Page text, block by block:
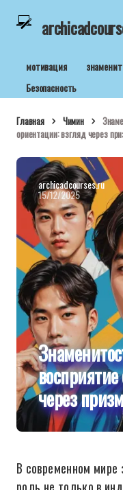
мотивация
Безопасность
Главная Чимин
ориентации: взгляд через
archicadcourses.ru
15/12/2025
через
В современном мире